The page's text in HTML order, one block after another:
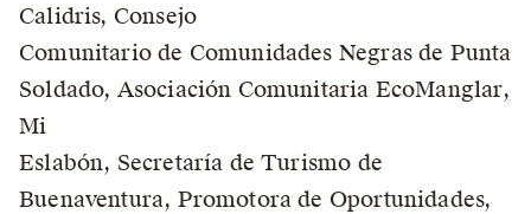
Calidris, Consejo
Comunitario de Comunidades Negras de Punta
Soldado, Asociación Comunitaria EcoManglar,
Mi
Eslabón, Secretaría de Turismo de
Buenaventura, Promotora de Oportunidades,